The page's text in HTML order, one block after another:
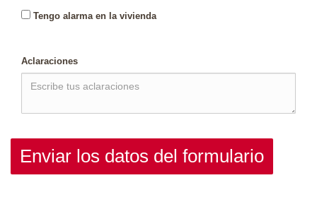
Tengo alarma en la vivienda
Aclaraciones